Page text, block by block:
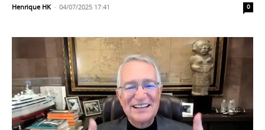
Henrique HK - 04/07/2025 17:41 0